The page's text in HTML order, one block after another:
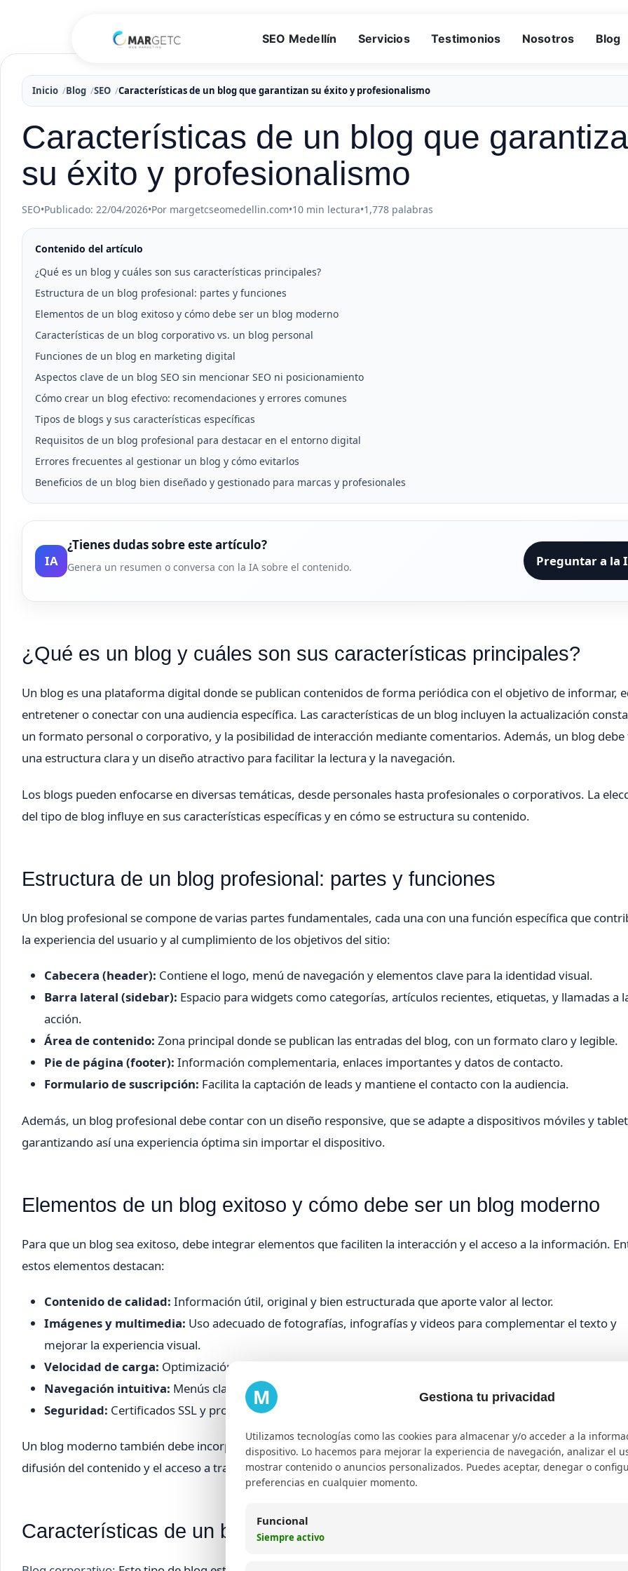
SEO Medellín Servicios Testimonios Nosotros Blog
Inicio Blog SEO Características de un blog que garantizan su éxito y profesionalismo
Características de un blog que
su éxito y profesionalismo
SEO•Publicado: 22/04/2026•Por margetcseomedellin.com•10 min lectura•1,778 palabras
Contenido del artículo
¿Qué es un blog y cuáles son sus características principales?
Estructura de un blog profesional: partes y funciones
Elementos de un blog exitoso y cómo debe ser un blog moderno
Características de un blog corporativo vs. un blog personal
Funciones de un blog en marketing digital
Aspectos clave de un blog SEO sin mencionar SEO ni posicionamiento
Cómo crear un blog efectivo: recomendaciones y errores comunes
Tipos de blogs y sus características específicas
Requisitos de un blog profesional para destacar en el entorno digital
Errores frecuentes al gestionar un blog y cómo evitarlos
Beneficios de un blog bien diseñado y gestionado para marcas y profesionales
IA
¿Tienes dudas sobre este artículo?
Genera un resumen o conversa con la IA sobre el contenido. Preguntar a la
¿Qué es un blog y cuáles son sus características principales?
Un blog es una plataforma digital donde se publican contenidos de forma periódica con el objetivo de informar,
entretener o conectar con una audiencia específica. Las características de un blog incluyen la actualización
un formato personal o corporativo, y la posibilidad de interacción mediante comentarios. Además, un blog
una estructura clara y un diseño atractivo para facilitar la lectura y la navegación.
Los blogs pueden enfocarse en diversas temáticas, desde personales hasta profesionales o corporativos. La
del tipo de blog influye en sus características específicas y en cómo se estructura su contenido.
Estructura de un blog profesional: partes y funciones
Un blog profesional se compone de varias partes fundamentales, cada una con una función específica que
la experiencia del usuario y al cumplimiento de los objetivos del sitio:
Cabecera (header): Contiene el logo, menú de navegación y elementos clave para la identidad visual.
Barra lateral (sidebar): Espacio para widgets como categorías, artículos recientes, etiquetas, y llamadas a
acción.
Área de contenido: Zona principal donde se publican las entradas del blog, con un formato claro y legible.
Pie de página (footer): Información complementaria, enlaces importantes y datos de contacto.
Formulario de suscripción: Facilita la captación de leads y mantiene el contacto con la audiencia.
Además, un blog profesional debe contar con un diseño responsive, que se adapte a dispositivos móviles y
garantizando así una experiencia óptima sin importar el dispositivo.
Elementos de un blog exitoso y cómo debe ser un blog moderno
Para que un blog sea exitoso, debe integrar elementos que faciliten la interacción y el acceso a la información.
estos elementos destacan:
Contenido de calidad: Información útil, original y bien estructurada que aporte valor al lector.
Imágenes y multimedia: Uso adecuado de fotografías, infografías y videos para complementar el texto y
mejorar la experiencia visual.
Velocidad de carga: Optimización para que el blog cargue rápidamente, evitando la pérdida de visitantes.
Navegación intuitiva: Menús claros, categorías bien definidas y enlaces internos relevantes.
Seguridad: Certificados SSL y protección contra ataques.
Un blog moderno también debe incorporar funcionalidades como la integración con redes sociales para facilitar
difusión del contenido y el acceso a través de dispositivos móviles, siendo un requisito indispensable en la
Características de un blog corporativo vs. un blog personal
M Gestiona tu privacidad
Utilizamos tecnologías como las cookies para almacenar y/o acceder a la
dispositivo. Lo hacemos para mejorar la experiencia de navegación, analizar el
mostrar contenido o anuncios personalizados. Puedes aceptar, denegar o
preferencias en cualquier momento.
Funcional
Siempre activo